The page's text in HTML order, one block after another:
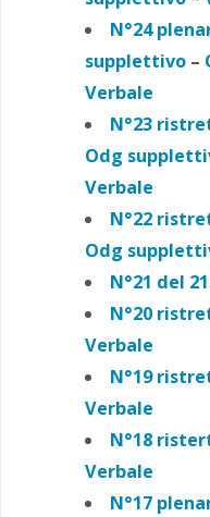
N°24
supplettivo–
Verbale
N°23
Odg
Verbale
N°22
Odg
N°21 del
N°20
Verbale
N°19
Verbale
N°18
Verbale
N°17